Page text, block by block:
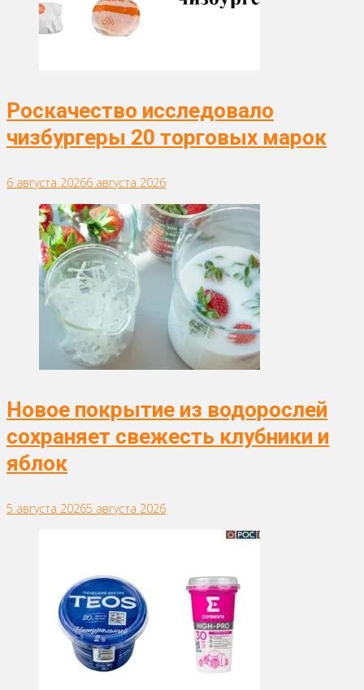
Роскачество исследовало
чизбургеры 20 торговых марок
6 августа 20266 августа 2026
Новое покрытие из водорослей
сохраняет свежесть клубники и
яблок
5 августа 20265 августа 2026